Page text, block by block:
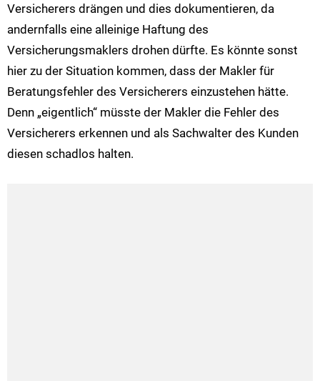
Versicherers drängen und dies dokumentieren, da
andernfalls eine alleinige Haftung des
Versicherungsmaklers drohen dürfte. Es könnte sonst
hier zu der Situation kommen, dass der Makler für
Beratungsfehler des Versicherers einzustehen hätte.
Denn „eigentlich“ müsste der Makler die Fehler des
Versicherers erkennen und als Sachwalter des Kunden
diesen schadlos halten.